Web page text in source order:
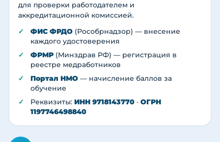
для проверки работодателем и
аккредитационной комиссией.
ФИС ФРДО (Рособрнадзор) — внесение
каждого удостоверения
ФРМР (Минздрав РФ) — регистрация в
реестре медработников
Портал НМО — начисление баллов за
обучение
Реквизиты: ИНН 9718143770 · ОГРН
1197746498840